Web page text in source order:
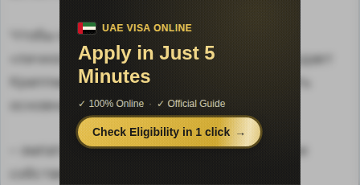
Чтобы могла сформироваться такая
«личностная идентичность», как утверждает
Краппманн, человек должен обрести пять
основных качеств:
– эмпатию (способность глубоко, как свои
собственные, понимать требования и